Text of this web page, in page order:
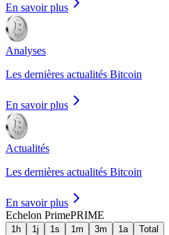
En savoir plus
Analyses
Les dernières actualités Bitcoin
En savoir plus
Actualités
Les dernières actualités Bitcoin
En savoir plus
Echelon PrimePRIME
1h 1j 1s 1m 3m 1a Total